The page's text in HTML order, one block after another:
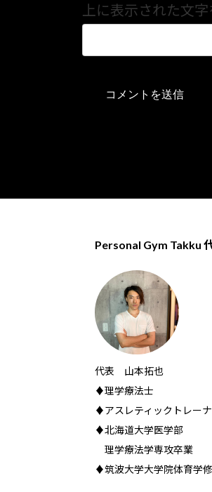
上に表示された文
Personal Gym Takku
代表 山本拓也
♦理学療法士
♦アスレティックトレー
♦北海道大学医学部
理学療法学専攻卒業
♦筑波大学大学院体育学